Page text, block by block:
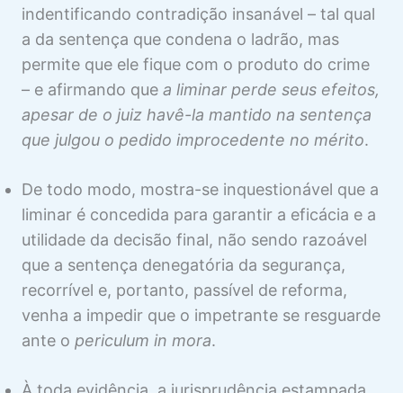
indentificando contradição insanável – tal qual
a da sentença que condena o ladrão, mas
permite que ele fique com o produto do crime
– e afirmando que a liminar perde seus efeitos,
apesar de o juiz havê-la mantido na sentença
que julgou o pedido improcedente no mérito.
De todo modo, mostra-se inquestionável que a
liminar é concedida para garantir a eficácia e a
utilidade da decisão final, não sendo razoável
que a sentença denegatória da segurança,
recorrível e, portanto, passível de reforma,
venha a impedir que o impetrante se resguarde
ante o periculum in mora.